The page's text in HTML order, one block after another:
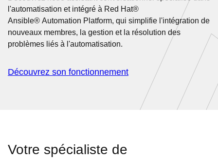
l'automatisation et intégré à Red Hat®
Ansible® Automation Platform, qui simplifie l'intégration de
nouveaux membres, la gestion et la résolution des
problèmes liés à l'automatisation.
Découvrez son fonctionnement
Votre spécialiste de